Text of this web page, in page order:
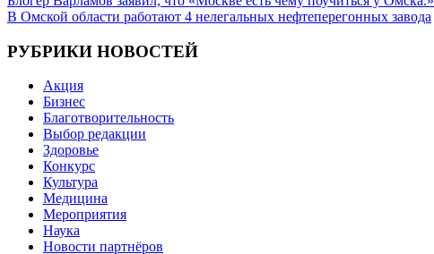
по
записям
В Омской области работают 4 нелегальных нефтеперегонных завода
РУБРИКИ НОВОСТЕЙ
Акция
Бизнес
Благотворительность
Выбор редакции
Здоровье
Конкурс
Культура
Медицина
Мероприятия
Наука
Новости партнёров